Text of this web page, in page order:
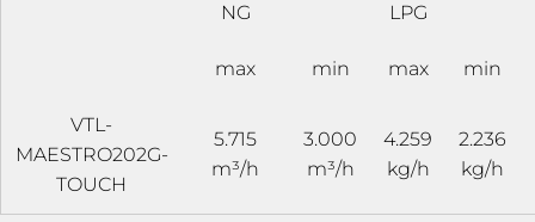
NG LPG
max min max min
VTL-
MAESTRO202G-
TOUCH
5.715
m³/h
3.000
m³/h
4.259
kg/h
2.236
kg/h